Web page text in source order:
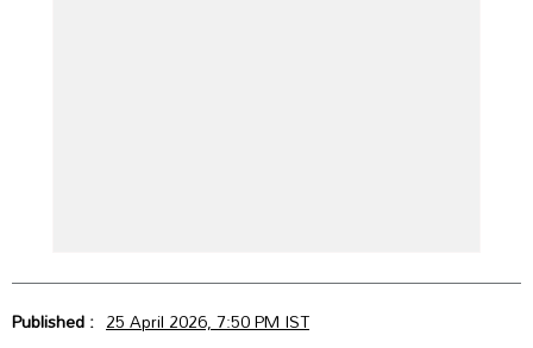
Published : 25 April 2026, 7:50 PM IST